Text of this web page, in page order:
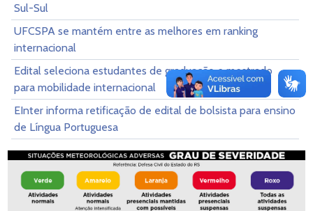
Sul-Sul
UFCSPA se mantém entre as melhores em ranking
internacional
Edital seleciona estudantes de graduação e mestrado
para mobilidade internacional
EInter informa retificação de edital de bolsista para ensino
de Língua Portuguesa